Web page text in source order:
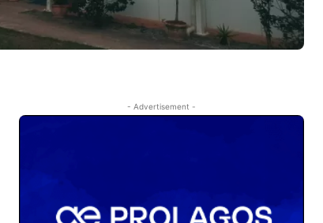
- Advertisement -